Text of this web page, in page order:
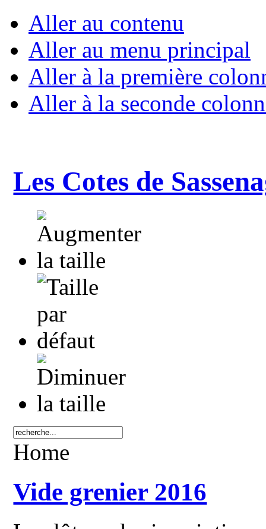
Aller au contenu
Aller au menu principal
Aller à la première
Aller à la seconde
Les Cotes de
Home
Vide grenier 2016